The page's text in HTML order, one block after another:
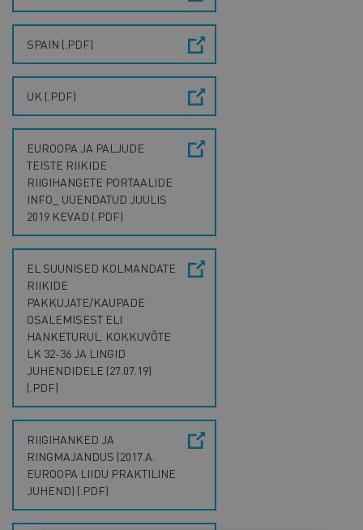
SPAIN (.PDF)
UK (.PDF)
EUROOPA JA PALJUDE
TEISTE RIIKIDE
RIIGIHANGETE PORTAALIDE
INFO_ UUENDATUD JUULIS
2019 KEVAD (.PDF)
EL SUUNISED KOLMANDATE
RIIKIDE
PAKKUJATE/KAUPADE
OSALEMISEST ELI
HANKETURUL. KOKKUVÕTE
LK 32-36 JA LINGID
JUHENDIDELE (27.07.19)
(.PDF)
RIIGIHANKED JA
RINGMAJANDUS (2017.A.
EUROOPA LIIDU PRAKTILINE
JUHEND) (.PDF)